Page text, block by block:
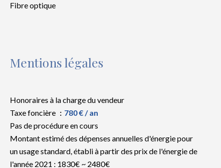
Fibre optique
Mentions légales
Honoraires à la charge du vendeur
Taxe foncière
780 € / an
Pas de procédure en cours
Montant estimé des dépenses annuelles d'énergie pour
un usage standard, établi à partir des prix de l'énergie de
l'année 2021 : 1830€ ~ 2480€